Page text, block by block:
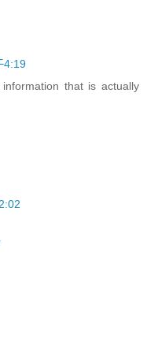
4:19
that is actually